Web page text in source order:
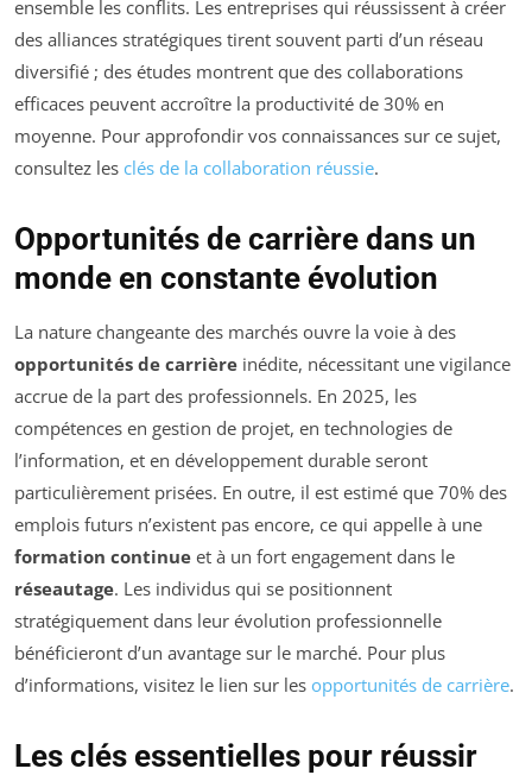
ensemble les conflits. Les entreprises qui réussissent à créer
des alliances stratégiques tirent souvent parti d’un réseau
diversifié ; des études montrent que des collaborations
efficaces peuvent accroître la productivité de 30% en
moyenne. Pour approfondir vos connaissances sur ce sujet,
consultez les clés de la collaboration réussie.
Opportunités de carrière dans un
monde en constante évolution
La nature changeante des marchés ouvre la voie à des
opportunités de carrière inédite, nécessitant une vigilance
accrue de la part des professionnels. En 2025, les
compétences en gestion de projet, en technologies de
l’information, et en développement durable seront
particulièrement prisées. En outre, il est estimé que 70% des
emplois futurs n’existent pas encore, ce qui appelle à une
formation continue et à un fort engagement dans le
réseautage. Les individus qui se positionnent
stratégiquement dans leur évolution professionnelle
bénéficieront d’un avantage sur le marché. Pour plus
d’informations, visitez le lien sur les opportunités de carrière.
Les clés essentielles pour réussir